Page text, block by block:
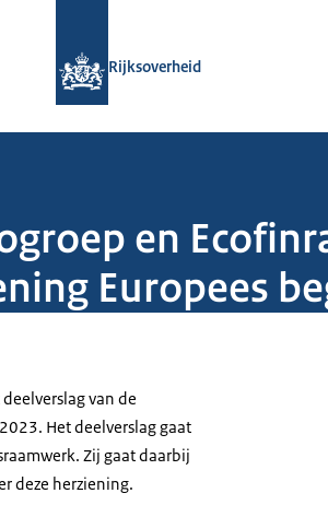
Rijksoverheid
en
Europees
van de
Het deelverslag gaat
Zij gaat daarbij
deze herziening.